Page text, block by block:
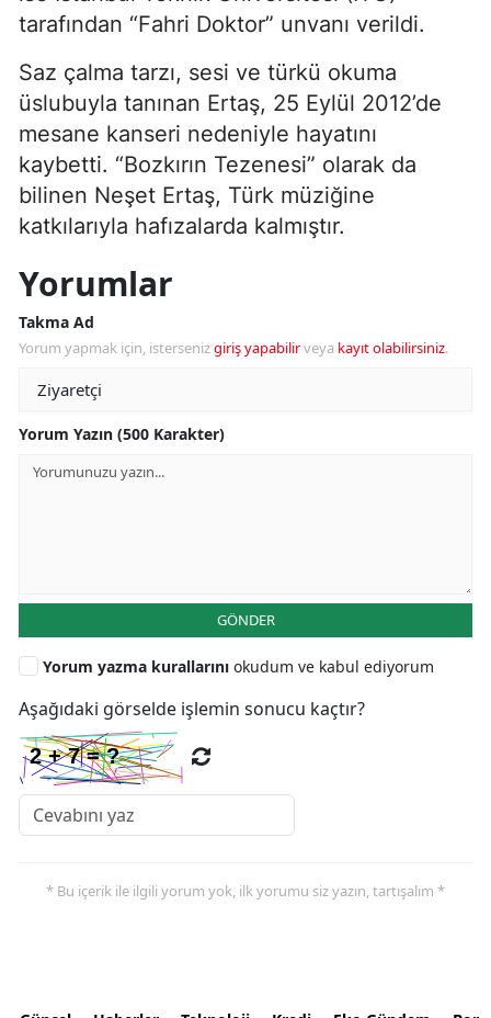
tarafından “Fahri Doktor” unvanı verildi.
Saz çalma tarzı, sesi ve türkü okuma
üslubuyla tanınan Ertaş, 25 Eylül 2012’de
mesane kanseri nedeniyle hayatını
kaybetti. “Bozkırın Tezenesi” olarak da
bilinen Neşet Ertaş, Türk müziğine
katkılarıyla hafızalarda kalmıştır.
Yorumlar
Takma Ad
Yorum yapmak için, istersenizgiriş yapabilirveya kayıt olabilirsiniz.
Yorum Yazın (500 Karakter)
GÖNDER
Yorum yazma kurallarını okudum ve kabul ediyorum
Aşağıdaki görselde işlemin sonucu kaçtır?
* Bu içerik ile ilgili yorum yok, ilk yorumu siz yazın, tartışalım *